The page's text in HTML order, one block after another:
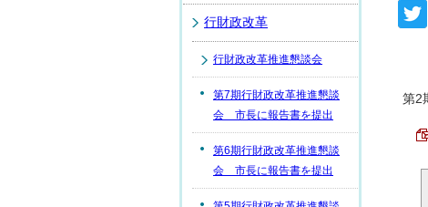
第2
行財政改革
行財政改革推進懇談会
第7期行財政改革推進懇談
会 市長に報告書を提出
第6期行財政改革推進懇談
会 市長に報告書を提出